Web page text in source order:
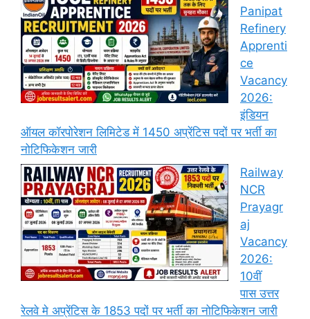
Panipat
Refinery
Apprenti
ce
Vacancy
2026:
इंडियन
ऑयल कॉरपोरेशन लिमिटेड में 1450 अप्रेंटिस पदों पर भर्ती का
नोटिफिकेशन जारी
Railway
NCR
Prayagr
aj
Vacancy
2026:
10वीं
पास उत्तर
रेलवे मे अप्रेंटिस के 1853 पदों पर भर्ती का नोटिफिकेशन जारी